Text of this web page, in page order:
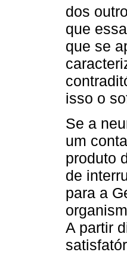
dos
que
que se
isso o
Se a
um
produto
de
para a
A partir